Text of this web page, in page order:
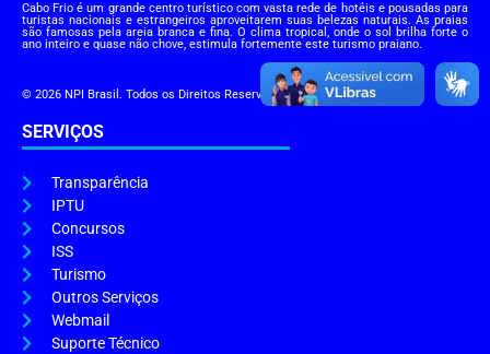
Cabo Frio é um grande centro turístico com vasta rede de hotéis e pousadas para
turistas nacionais e estrangeiros aproveitarem suas belezas naturais. As praias
são famosas pela areia branca e fina. O clima tropical, onde o sol brilha forte o
ano inteiro e quase não chove, estimula fortemente este turismo praiano.
© 2026 NPI Brasil. Todos os Direitos Reservados.
SERVIÇOS
Transparência
IPTU
Concursos
ISS
Turismo
Outros Serviços
Webmail
Suporte Técnico